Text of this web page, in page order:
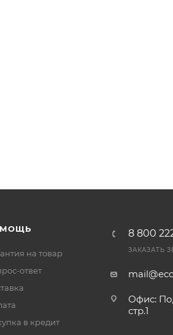
на товар
ответ
в кредит
8 800
ЗАКАЗАТЬ
Офис:
стр.1